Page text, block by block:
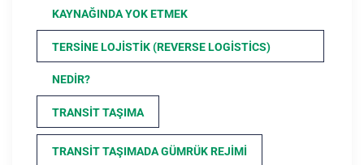
KAYNAĞINDA YOK ETMEK
TERSINE LOJISTIK (REVERSE LOGISTICS)
NEDIR?
TRANSIT TAŞIMA
TRANSIT TAŞIMADA GÜMRÜK REJIMI